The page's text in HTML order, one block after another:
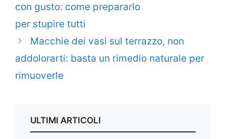
con gusto: come prepararlo
per stupire tutti
Macchie dei vasi sul terrazzo, non
addolorarti: basta un rimedio naturale per
rimuoverle
ULTIMI ARTICOLI